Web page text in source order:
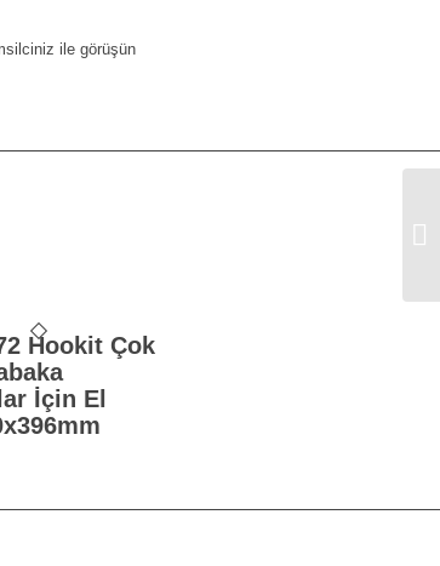
ile görüşün
Hookit Çok
İçin El